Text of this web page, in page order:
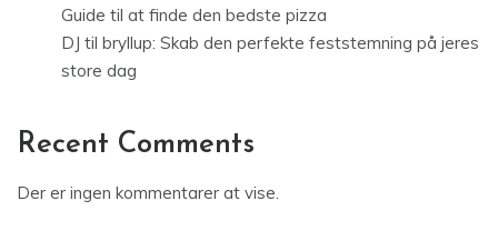
Guide til at finde den bedste pizza
DJ til bryllup: Skab den perfekte feststemning på jeres
store dag
Recent Comments
Der er ingen kommentarer at vise.